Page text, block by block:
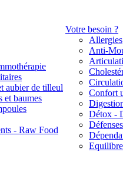
aubier de tilleul
et baumes
- Raw Food
Votre besoin ?
Allergies
Anti-
Confort
Détox -